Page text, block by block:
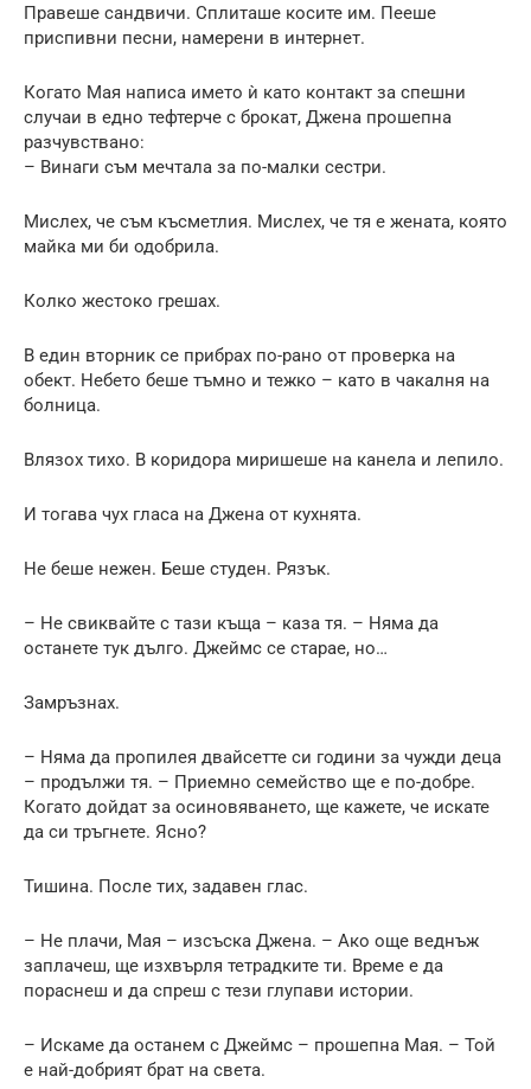
Правеше сандвичи. Сплиташе косите им. Пееше
приспивни песни, намерени в интернет.
Когато Мая написа името ѝ като контакт за спешни
случаи в едно тефтерче с брокат, Джена прошепна
разчувствано:
– Винаги съм мечтала за по-малки сестри.
Мислех, че съм късметлия. Мислех, че тя е жената, която
майка ми би одобрила.
Колко жестоко грешах.
В един вторник се прибрах по-рано от проверка на
обект. Небето беше тъмно и тежко – като в чакалня на
болница.
Влязох тихо. В коридора миришеше на канела и лепило.
И тогава чух гласа на Джена от кухнята.
Не беше нежен. Беше студен. Рязък.
– Не свиквайте с тази къща – каза тя. – Няма да
останете тук дълго. Джеймс се старае, но…
Замръзнах.
– Няма да пропилея двайсетте си години за чужди деца
– продължи тя. – Приемно семейство ще е по-добре.
Когато дойдат за осиновяването, ще кажете, че искате
да си тръгнете. Ясно?
Тишина. После тих, задавен глас.
– Не плачи, Мая – изсъска Джена. – Ако още веднъж
заплачеш, ще изхвърля тетрадките ти. Време е да
пораснеш и да спреш с тези глупави истории.
– Искаме да останем с Джеймс – прошепна Мая. – Той
е най-добрият брат на света.